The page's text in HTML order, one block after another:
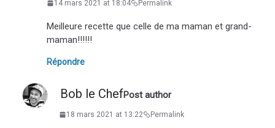
14 mars 2021 at 18:04 Permalink
Meilleure recette que celle de ma maman et grand-
maman!!!!!!
Répondre
Bob le ChefPost author
18 mars 2021 at 13:22 Permalink